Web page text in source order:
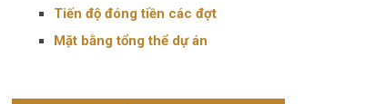
Tiến độ đóng tiền các đợt
Mặt bằng tổng thể dự án